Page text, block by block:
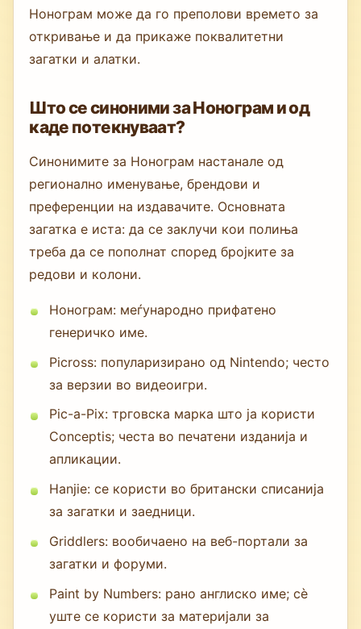
Нонограм може да го преполови времето за
откривање и да прикаже поквалитетни
загатки и алатки.
Што се синоними за Нонограм и од
каде потекнуваат?
Синонимите за Нонограм настанале од
регионално именување, брендови и
преференции на издавачите. Основната
загатка е иста: да се заклучи кои полиња
треба да се пополнат според бројките за
редови и колони.
Нонограм: меѓународно прифатено
генеричко име.
Picross: популаризирано од Nintendo; често
за верзии во видеоигри.
Pic-a-Pix: трговска марка што ја користи
Conceptis; честа во печатени изданија и
апликации.
Hanjie: се користи во британски списанија
за загатки и заедници.
Griddlers: вообичаено на веб-портали за
загатки и форуми.
Paint by Numbers: рано англиско име; сè
уште се користи за материјали за